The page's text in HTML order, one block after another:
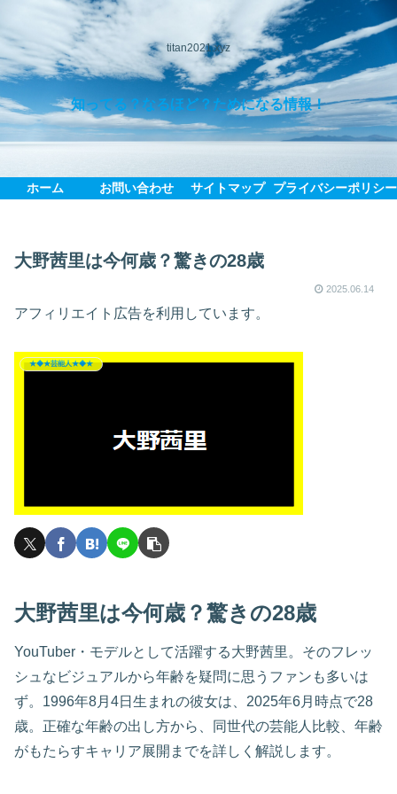
titan2021.xyz
知ってる？なるほど？ためになる情報！
ホーム お問い合わせ サイトマップ プライバシーポリシー
大野茜里は今何歳？驚きの28歳
2025.06.14
アフィリエイト広告を利用しています。
★◆★芸能人★◆★
大野茜里は今何歳？驚きの28歳
YouTuber・モデルとして活躍する大野茜里。そのフレッ
シュなビジュアルから年齢を疑問に思うファンも多いは
ず。1996年8月4日生まれの彼女は、2025年6月時点で28
歳。正確な年齢の出し方から、同世代の芸能人比較、年齢
がもたらすキャリア展開までを詳しく解説します。